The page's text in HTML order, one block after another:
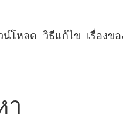
น์โหลด วิธีแก้ไข เรื่องขอ